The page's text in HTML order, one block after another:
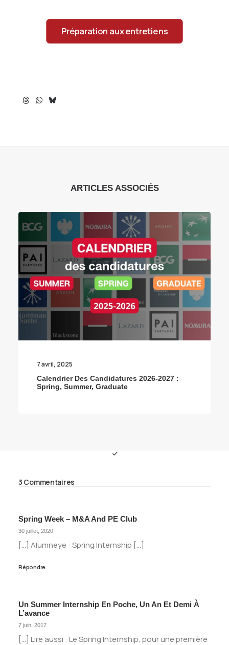
Préparation aux entretiens
ARTICLES ASSOCIÉS
7 avril, 2025
Calendrier Des Candidatures 2026-2027 :
Spring, Summer, Graduate
3 Commentaires
Spring Week – M&A And PE Club
30 juillet, 2020
[…] Alumneye : Spring Internship […]
Répondre
Un Summer Internship En Poche, Un An Et Demi À
L’avance
7 juin, 2017
[…] Lire aussi : Le Spring Internship, pour une première